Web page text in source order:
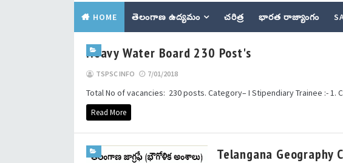
HOME తెలంగాణ ఉద్యమం చరిత్ర భారత రాజ్యాంగం
Heavy Water Board 230 Post's
TSPSC INFO 7/01/2018
Total No of vacancies: 230 posts. Category– I Stipendiary Trainee :- 1.
Read More
Telangana Geography